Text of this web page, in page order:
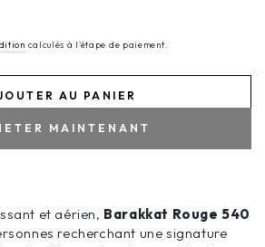
calculés à l'étape de paiement.
AU PANIER
MAINTENANT
et aérien, Barakkat Rouge 540
recherchant une signature